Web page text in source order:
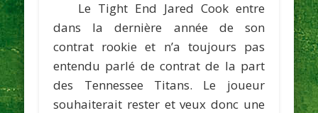
Le Tight End Jared Cook entre
dans la dernière année de son
contrat rookie et n’a toujours pas
entendu parlé de contrat de la part
des Tennessee Titans. Le joueur
souhaiterait rester et veux donc une